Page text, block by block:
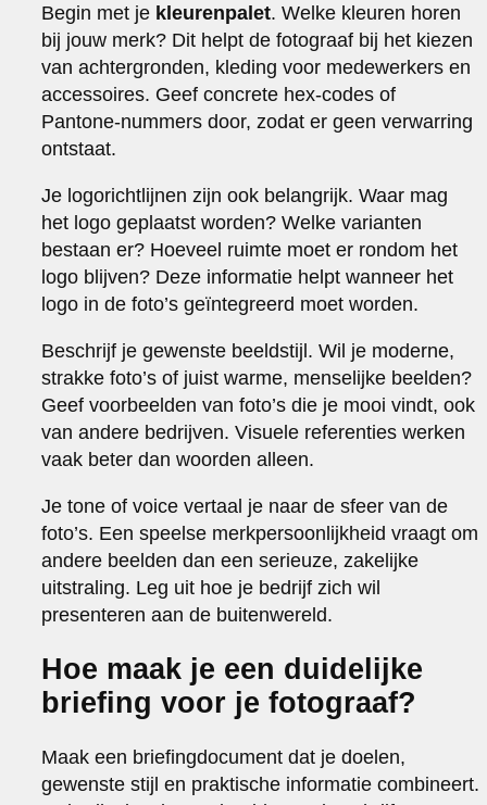
Begin met je kleurenpalet. Welke kleuren horen
bij jouw merk? Dit helpt de fotograaf bij het kiezen
van achtergronden, kleding voor medewerkers en
accessoires. Geef concrete hex-codes of
Pantone-nummers door, zodat er geen verwarring
ontstaat.
Je logorichtlijnen zijn ook belangrijk. Waar mag
het logo geplaatst worden? Welke varianten
bestaan er? Hoeveel ruimte moet er rondom het
logo blijven? Deze informatie helpt wanneer het
logo in de foto’s geïntegreerd moet worden.
Beschrijf je gewenste beeldstijl. Wil je moderne,
strakke foto’s of juist warme, menselijke beelden?
Geef voorbeelden van foto’s die je mooi vindt, ook
van andere bedrijven. Visuele referenties werken
vaak beter dan woorden alleen.
Je tone of voice vertaal je naar de sfeer van de
foto’s. Een speelse merkpersoonlijkheid vraagt om
andere beelden dan een serieuze, zakelijke
uitstraling. Leg uit hoe je bedrijf zich wil
presenteren aan de buitenwereld.
Hoe maak je een duidelijke
briefing voor je fotograaf?
Maak een briefingdocument dat je doelen,
gewenste stijl en praktische informatie combineert.